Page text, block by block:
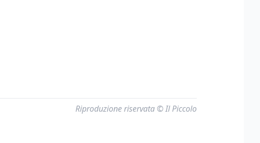
Riproduzione riservata © Il Piccolo